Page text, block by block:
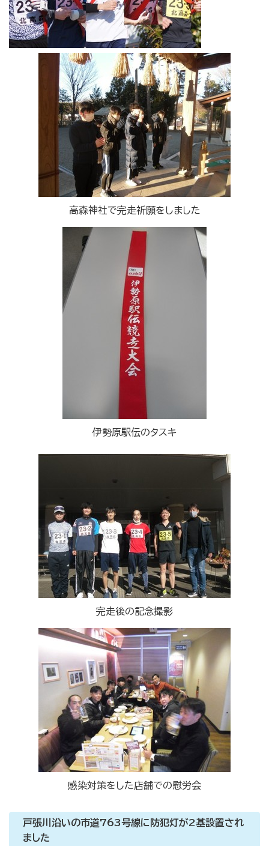
高森神社で完走祈願をしました
伊勢原駅伝のタスキ
完走後の記念撮影
感染対策をした店舗での慰労会
戸張川沿いの市道763号線に防犯灯が2基設置され
ました